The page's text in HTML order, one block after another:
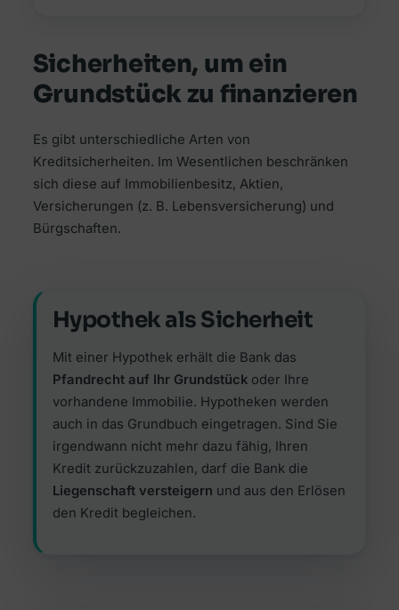
Sicherheiten, um ein
Grundstück zu finanzieren
Es gibt unterschiedliche Arten von
Kreditsicherheiten. Im Wesentlichen beschränken
sich diese auf Immobilienbesitz, Aktien,
Versicherungen (z. B. Lebensversicherung) und
Bürgschaften.
Hypothek als Sicherheit
Mit einer Hypothek erhält die Bank das
Pfandrecht auf Ihr Grundstückoder Ihre
vorhandene Immobilie. Hypotheken werden
auch in das Grundbuch eingetragen. Sind Sie
irgendwann nicht mehr dazu fähig, Ihren
Kredit zurückzuzahlen, darf die Bank die
Liegenschaft versteigern und aus den Erlösen
den Kredit begleichen.